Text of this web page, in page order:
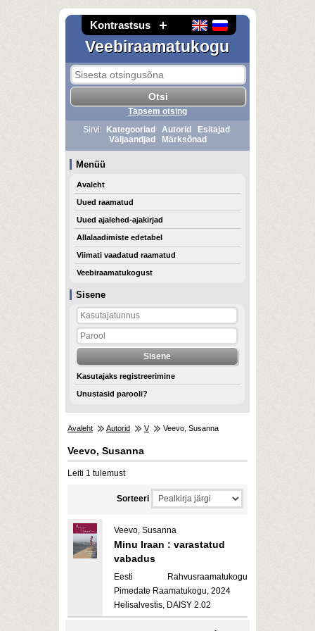
Kontrastsus
Veebiraamatukogu
Sisene
Kasutajaks registreerimine
Unustasid parooli?
Täpsem otsing
Sirvi:
Kategooriad Autorid
Esitajad
Väljaandjad
Märksõnad
Menüü
Avaleht
Uued raamatud
Uued ajalehed-ajakirjad
Allalaadimiste edetabel
Viimati vaadatud raamatud
Veebiraamatukogust
Avaleht Autorid V Veevo, Susanna
Veevo, Susanna
Leiti 1 tulemust
Sorteeri
Veevo, Susanna
Minu Iraan : varastatud
vabadus
Eesti Rahvusraamatukogu
Pimedate Raamatukogu, 2024
Helisalvestis, DAISY 2.02